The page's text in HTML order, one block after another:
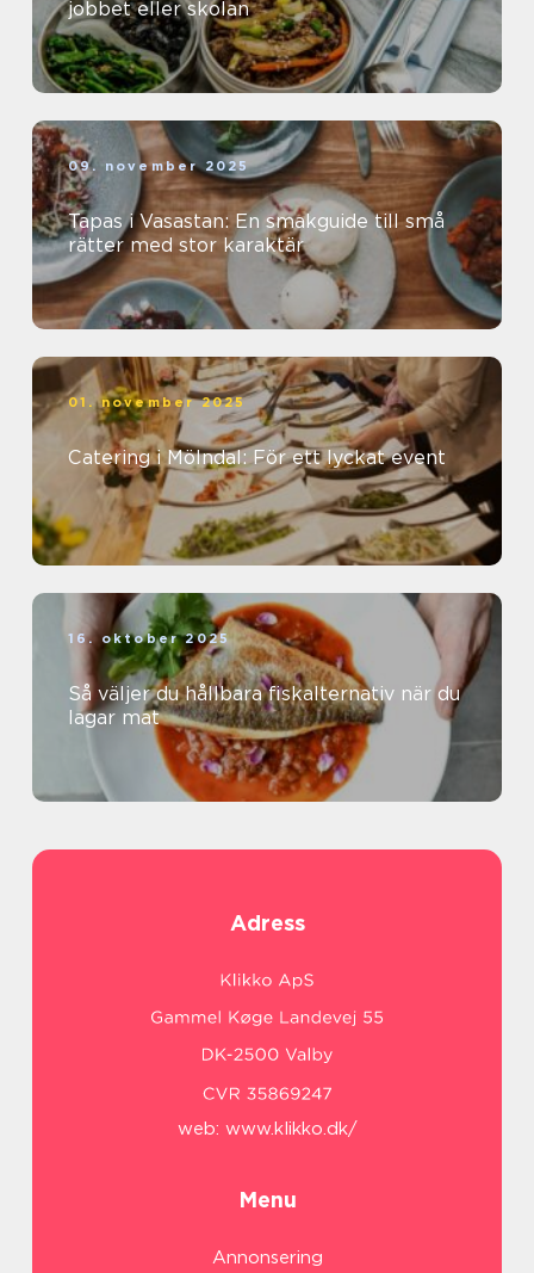
jobbet eller skolan
09. november 2025
Tapas i Vasastan: En smakguide till små
rätter med stor karaktär
01. november 2025
Catering i Mölndal: För ett lyckat event
16. oktober 2025
Så väljer du hållbara fiskalternativ när du
lagar mat
Adress
web: www.klikko.dk/
Menu
Annonsering